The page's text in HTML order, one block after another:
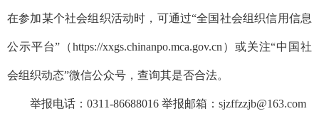
在参加某个社会组织活动时，可通过“全国社会组织信用信息
公示平台”（https://xxgs.chinanpo.mca.gov.cn）或关注“中国社
会组织动态”微信公众号，查询其是否合法。
举报电话：0311-86688016 举报邮箱：sjzffzzjb@163.com